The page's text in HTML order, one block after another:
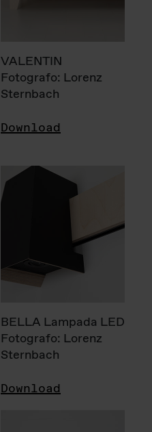
VALENTIN
Fotografo: Lorenz
Sternbach
Download
BELLA Lampada LED
Fotografo: Lorenz
Sternbach
Download